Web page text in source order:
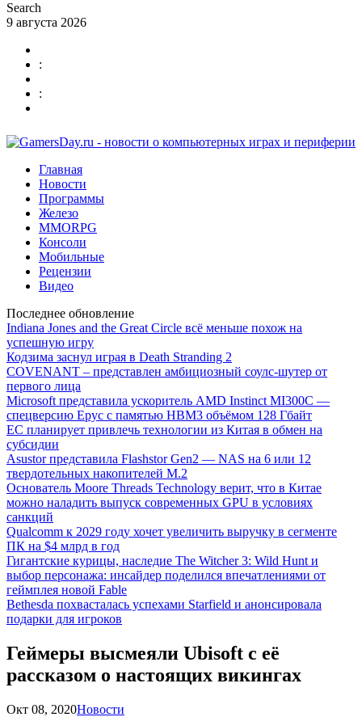
Search
9 августа 2026
:
:
Главная
Новости
Программы
Железо
MMORPG
Консоли
Мобильные
Рецензии
Видео
Последнее обновление
Indiana Jones and the Great Circle всё меньше похож на
успешную игру
Кодзима заснул играя в Death Stranding 2
COVENANT – представлен амбициозный соулс-шутер от
первого лица
Microsoft представила ускоритель AMD Instinct MI300C —
спецверсию Epyc с памятью HBM3 объёмом 128 Гбайт
ЕС планирует привлечь технологии из Китая в обмен на
субсидии
Asustor представила Flashstor Gen2 — NAS на 6 или 12
твердотельных накопителей M.2
Основатель Moore Threads Technology верит, что в Китае
можно наладить выпуск современных GPU в условиях
санкций
Qualcomm к 2029 году хочет увеличить выручку в сегменте
ПК на $4 млрд в год
Гигантские курицы, наследие The Witcher 3: Wild Hunt и
выбор персонажа: инсайдер поделился впечатлениями от
геймплея новой Fable
Bethesda похвасталась успехами Starfield и анонсировала
подарки для игроков
Геймеры высмеяли Ubisoft с её
рассказом о настоящих викингах
Окт 08, 2020Новости